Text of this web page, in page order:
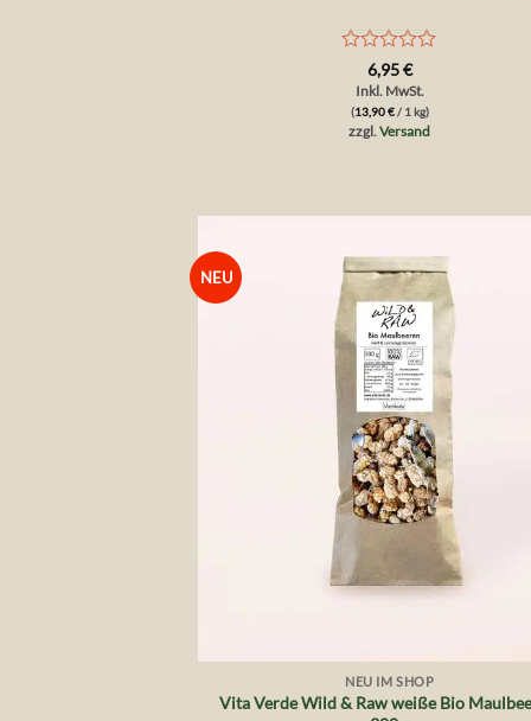
Bewertet
mit
von
5
6,95€
Inkl. MwSt.
(13,90€/ 1 kg)
zzgl.Versand
NEU
NEU IM SHOP
Vita Verde Wild & Raw weiße Bio